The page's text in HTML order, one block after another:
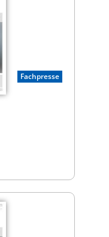
Fachpresse